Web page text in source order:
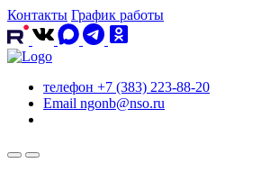
Контакты График работы
телефон +7 (383) 223-88-20
Email ngonb@nso.ru